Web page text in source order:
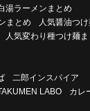
湯ラーメンまとめ
まとめ
人気醤油つ
人気変わり種つけ麺ま
二郎インスパイア
LABO カレ